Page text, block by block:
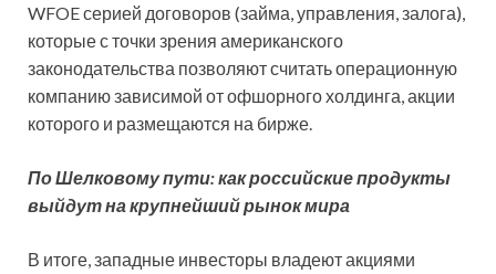
WFOE серией договоров (займа, управления, залога),
которые с точки зрения американского
законодательства позволяют считать операционную
компанию зависимой от офшорного холдинга, акции
которого и размещаются на бирже.
По Шелковому пути: как российские продукты
выйдут на крупнейший рынок мира
В итоге, западные инвесторы владеют акциями